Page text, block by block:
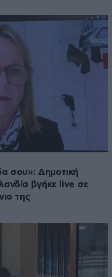
σου»: Δημοτική
βγήκε live σε
της